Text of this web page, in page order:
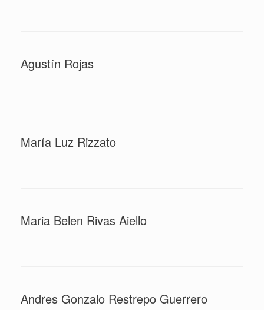
Agustín Rojas
María Luz Rizzato
Maria Belen Rivas Aiello
Andres Gonzalo Restrepo Guerrero